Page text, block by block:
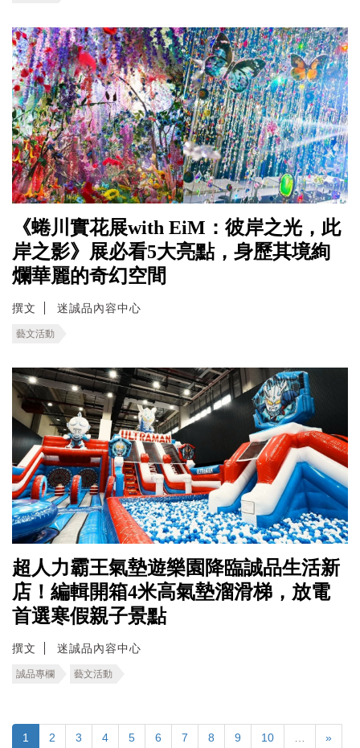
《蜷川實花展with EiM：彼岸之光，此
岸之影》展必看5大亮點，身歷其境絢
爛華麗的奇幻空間
撰文 迷誠品內容中心
藝文活動
超人力霸王氣墊遊樂園降臨誠品生活新
店！編輯開箱4米高氣墊溜滑梯，放電
首選寒假親子景點
撰文 迷誠品內容中心
誠品專欄 藝文活動
1 2 3 4 5 6 7 8 9 10 »